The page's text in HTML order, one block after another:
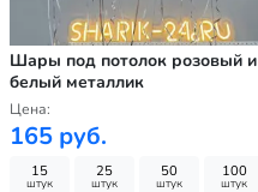
Шары под потолок розовый и
белый металлик
Цена:
165 руб.
15
штук
25
штук
50
штук
100
штук